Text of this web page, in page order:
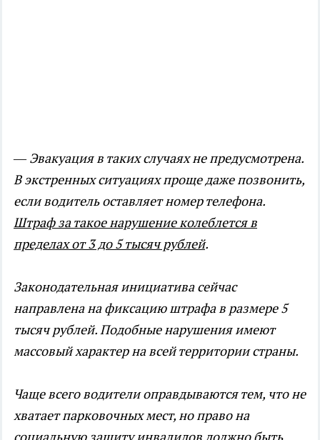
—Эвакуация в таких случаях не предусмотрена.
В экстренных ситуациях проще даже позвонить,
если водитель оставляет номер телефона.
Штраф за такое нарушение колеблется в
пределах от 3 до 5 тысяч рублей.
Законодательная инициатива сейчас
направлена на фиксацию штрафа в размере 5
тысяч рублей. Подобные нарушения имеют
массовый характер на всей территории страны.
Чаще всего водители оправдываются тем, что не
хватает парковочных мест, но право на